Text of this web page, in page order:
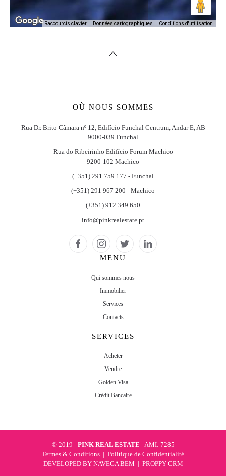
Raccourcis clavier Données cartographiques Conditions d'utilisation
OÙ NOUS SOMMES
Rua Dr. Brito Câmara nº 12, Edifício Funchal Centrum, Andar E, AB
9000-039 Funchal
Rua do Ribeirinho Edifício Forum Machico
9200-102 Machico
(+351) 291 759 177 - Funchal
(+351) 291 967 200 - Machico
(+351) 912 349 650
info@pinkrealestate.pt
MENU
Qui sommes nous
Immobilier
Services
Contacts
SERVICES
Acheter
Vendre
Golden Visa
Crédit Bancaire
© 2019 - PINK REAL ESTATE - AMI: 7285
Termes & Conditions | Politique de Confidentialité
DEVELOPED BY NAVEGA BEM | PROPPY CRM